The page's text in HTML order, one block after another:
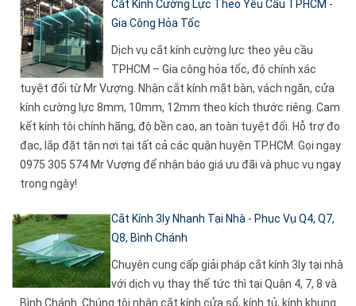
Cắt Kính Cường Lực Theo Yêu Cầu TPHCM -
Gia Công Hỏa Tốc
Dịch vụ cắt kính cường lực theo yêu cầu
TPHCM – Gia công hỏa tốc, độ chính xác
tuyệt đối từ Mr Vượng. Nhận cắt kính mặt bàn, vách ngăn, cửa
kính cường lực 8mm, 10mm, 12mm theo kích thước riêng. Cam
kết kính tôi chính hãng, độ bền cao, an toàn tuyệt đối. Hỗ trợ đo
đạc, lắp đặt tận nơi tại tất cả các quận huyện TP.HCM. Gọi ngay
0975 305 574 Mr Vượng để nhận báo giá ưu đãi và phục vụ ngay
trong ngày!
Cắt Kính 3ly Nhanh Tại Nhà - Phục Vụ Q4, Q7,
Q8, Bình Chánh
Chuyên cung cấp giải pháp cắt kính 3ly tại nhà
với dịch vụ thay thế tức thì tại Quận 4, 7, 8 và
Bình Chánh. Chúng tôi nhận cắt kính cửa sổ, kính tủ, kính khung